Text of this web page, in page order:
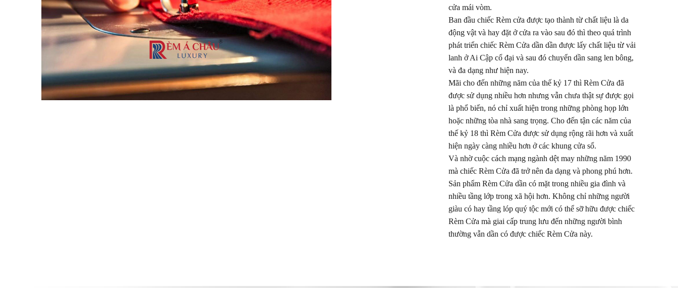
cửa mái vòm.
Ban đầu chiếc Rèm cửa được tạo thành từ chất liệu là da
động vật và hay đặt ở cửa ra vào sau đó thì theo quá trình
phát triển chiếc Rèm Cửa dần dần được lấy chất liệu từ vải
lanh ở Ai Cập cổ đại và sau đó chuyển dần sang len bông,
và đa dạng như hiện nay.
Mãi cho đến những năm của thế kỷ 17 thì Rèm Cửa đã
được sử dụng nhiều hơn nhưng vẫn chưa thật sự được gọi
là phổ biến, nó chỉ xuất hiện trong những phòng họp lớn
hoặc những tòa nhà sang trọng. Cho đến tận các năm của
thế kỷ 18 thì Rèm Cửa được sử dụng rộng rãi hơn và xuất
hiện ngày càng nhiều hơn ở các khung cửa sổ.
Và nhờ cuộc cách mạng ngành dệt may những năm 1990
mà chiếc Rèm Cửa đã trở nên đa dạng và phong phú hơn.
Sản phẩm Rèm Cửa dần có mặt trong nhiều gia đình và
nhiều tầng lớp trong xã hội hơn. Không chỉ những người
giàu có hay tầng lóp quý tộc mới có thể sỡ hữu được chiếc
Rèm Cửa mà giai cấp trung lưu đến những người bình
thường vẫn dần có được chiếc Rèm Cửa này.